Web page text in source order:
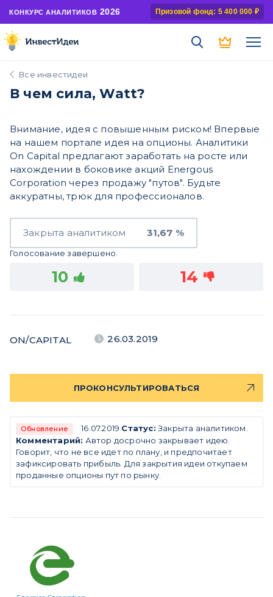
КОНКУРС АНАЛИТИКОВ 2026 Призовой фонд: 5 400 000 ₽
Все инвестидеи
В чем сила, Watt?
Внимание, идея с повышенным риском! Впервые
на нашем портале идея на опционы. Аналитики
On Capital предлагают заработать на росте или
нахождении в боковике акций Energous
Corporation через продажу "путов". Будьте
аккуратны, трюк для профессионалов.
Закрыта аналитиком 31,67 %
Голосование завершено.
10 14
ON/CAPITAL 26.03.2019
ПРОКОНСУЛЬТИРОВАТЬСЯ
Обновление 16.07.2019 Статус: Закрыта аналитиком.
Комментарий: Автор досрочно закрывает идею.
Говорит, что не все идет по плану, и предпочитает
зафиксировать прибыль. Для закрытия идеи откупаем
проданные опционы пут по рынку.